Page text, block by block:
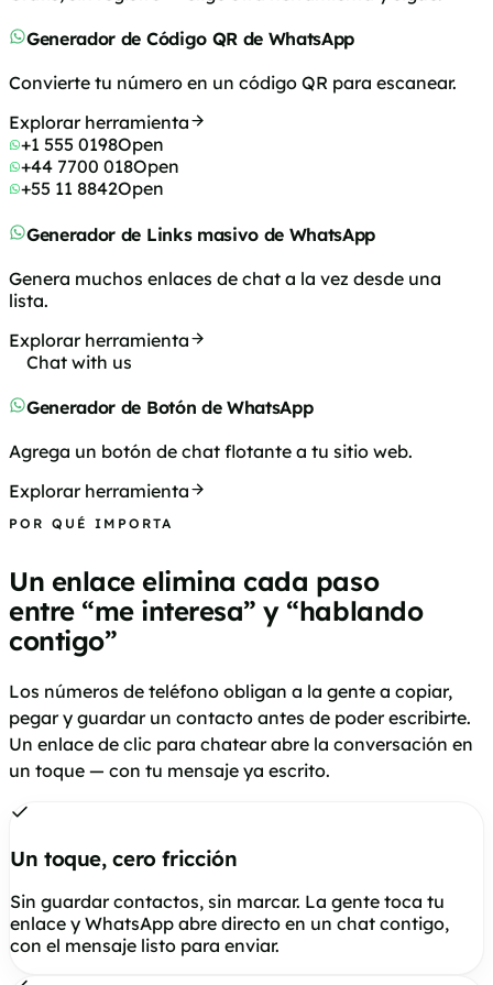
Generador de Código QR de WhatsApp
Convierte tu número en un código QR para escanear.
Explorar herramienta
+1 555 0198Open
+44 7700 018Open
+55 11 8842Open
Generador de Links masivo de WhatsApp
Genera muchos enlaces de chat a la vez desde una
lista.
Explorar herramienta
Chat with us
Generador de Botón de WhatsApp
Agrega un botón de chat flotante a tu sitio web.
Explorar herramienta
POR QUÉ IMPORTA
Un enlace elimina cada paso
entre “me interesa” y “hablando
contigo”
Los números de teléfono obligan a la gente a copiar,
pegar y guardar un contacto antes de poder escribirte.
Un enlace de clic para chatear abre la conversación en
un toque — con tu mensaje ya escrito.
Un toque, cero fricción
Sin guardar contactos, sin marcar. La gente toca tu
enlace y WhatsApp abre directo en un chat contigo,
con el mensaje listo para enviar.